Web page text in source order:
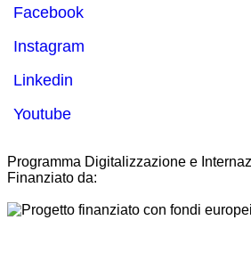
Facebook
Instagram
Linkedin
Youtube
Programma Digitalizzazione e
Finanziato da: